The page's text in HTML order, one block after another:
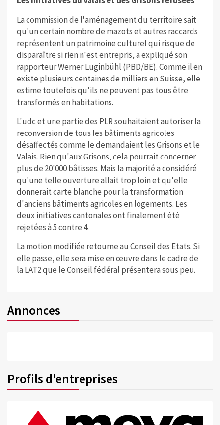
La commission de l'aménagement du territoire sait
qu'un certain nombre de mazots et autres raccards
représentent un patrimoine culturel qui risque de
disparaître si rien n'est entrepris, a expliqué son
rapporteur Werner Luginbühl (PBD/BE). Comme il en
existe plusieurs centaines de milliers en Suisse, elle
estime toutefois qu'ils ne peuvent pas tous être
transformés en habitations.
L'udc et une partie des PLR souhaitaient autoriser la
reconversion de tous les bâtiments agricoles
désaffectés comme le demandaient les Grisons et le
Valais. Rien qu'aux Grisons, cela pourrait concerner
plus de 20'000 bâtisses. Mais la majorité a considéré
qu'une telle ouverture allait trop loin et qu'elle
donnerait carte blanche pour la transformation
d'anciens bâtiments agricoles en logements. Les
deux initiatives cantonales ont finalement été
rejetées à 5 contre 4.
La motion modifiée retourne au Conseil des Etats. Si
elle passe, elle sera mise en œuvre dans le cadre de
la LAT2 que le Conseil fédéral présentera sous peu.
Annonces
Profils d'entreprises